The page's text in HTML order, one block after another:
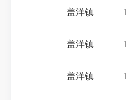
盖洋镇 1
盖洋镇 1
盖洋镇 1